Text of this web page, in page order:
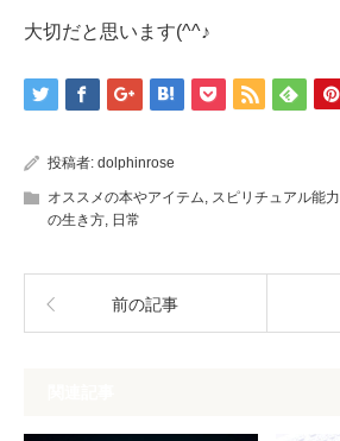
大切だと思います(^^♪
投稿者: dolphinrose
オススメの本やアイテム, スピリチュアル能力
の生き方, 日常
前の記事